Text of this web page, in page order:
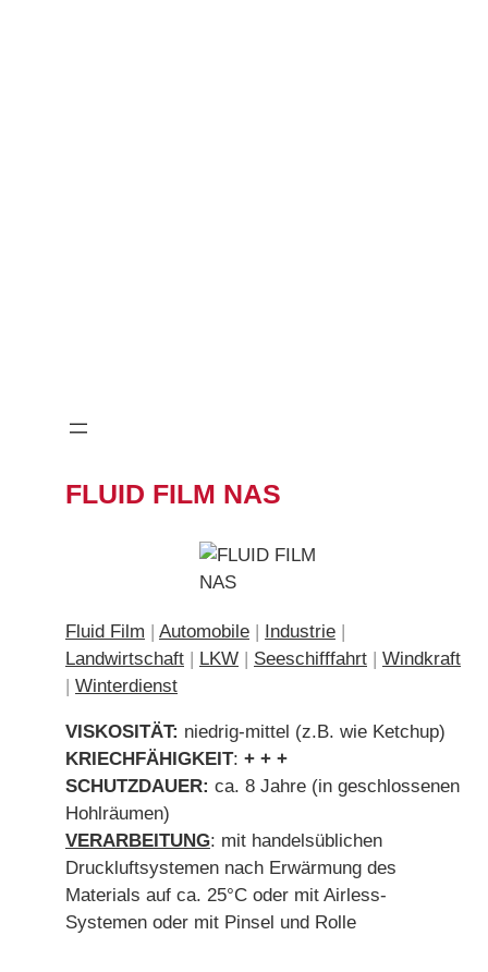
FLUID FILM NAS
Fluid Film | Automobile | Industrie |
Landwirtschaft | LKW | Seeschifffahrt | Windkraft
| Winterdienst
VISKOSITÄT: niedrig-mittel (z.B. wie Ketchup)
KRIECHFÄHIGKEIT: + + +
SCHUTZDAUER: ca. 8 Jahre (in geschlossenen
Hohlräumen)
VERARBEITUNG: mit handelsüblichen
Druckluftsystemen nach Erwärmung des
Materials auf ca. 25°C oder mit Airless-
Systemen oder mit Pinsel und Rolle